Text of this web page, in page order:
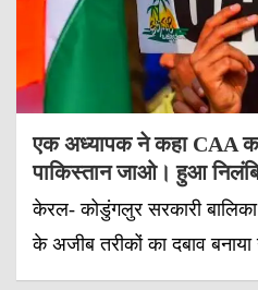
एक अध्यापक ने कहा CAA का
पाकिस्तान जाओ। हुआ
केरल- कोडुंगलुर सरकारी बालिका
के अजीब तरीकों का दबाव